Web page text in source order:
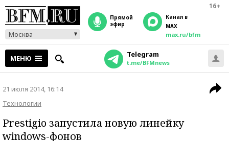
16+
Москва
прямой
эфир
Канал в
MAX
max.ru/bfm
МЕНЮ Telegram
t.me/BFMnews
21 июля 2014, 16:14
Технологии
Prestigio запустила новую линейку
windows-фонов